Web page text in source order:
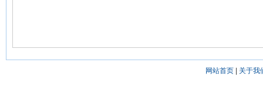
网站首页| 关于我